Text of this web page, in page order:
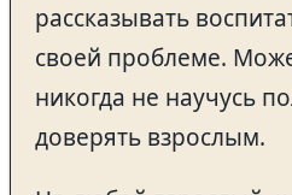
рассказывать
своей проблеме.
никогда не научусь
доверять взрослым.